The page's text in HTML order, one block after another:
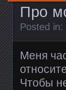
Про
Posted in:
Меня
Чтобы